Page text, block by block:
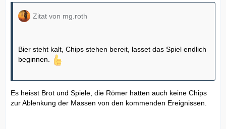
Zitat von mg.roth
Bier steht kalt, Chips stehen bereit, lasset das Spiel endlich
beginnen.
Es heisst Brot und Spiele, die Römer hatten auch keine Chips
zur Ablenkung der Massen von den kommenden Ereignissen.